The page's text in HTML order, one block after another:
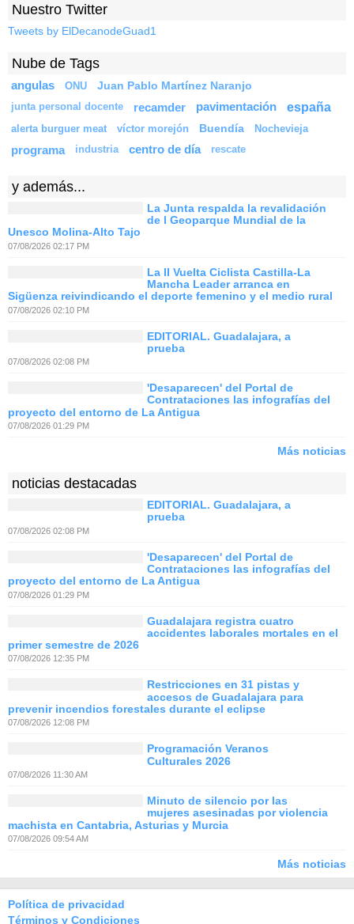
Nuestro Twitter
Tweets by ElDecanodeGuad1
Nube de Tags
angulas ONU Juan Pablo Martínez Naranjo
junta personal docente recamder pavimentación españa
alerta burguer meat víctor morejón Buendía Nochevieja
programa industria centro de día rescate
y además...
La Junta respalda la revalidación
de l Geoparque Mundial de la
Unesco Molina-Alto Tajo
07/08/2026 02:17 PM
La II Vuelta Ciclista Castilla-La
Mancha Leader arranca en
Sigüenza reivindicando el deporte femenino y el medio rural
07/08/2026 02:10 PM
EDITORIAL. Guadalajara, a
prueba
07/08/2026 02:08 PM
'Desaparecen' del Portal de
Contrataciones las infografías del
proyecto del entorno de La Antigua
07/08/2026 01:29 PM
Más noticias
noticias destacadas
EDITORIAL. Guadalajara, a
prueba
07/08/2026 02:08 PM
'Desaparecen' del Portal de
Contrataciones las infografías del
proyecto del entorno de La Antigua
07/08/2026 01:29 PM
Guadalajara registra cuatro
accidentes laborales mortales en el
primer semestre de 2026
07/08/2026 12:35 PM
Restricciones en 31 pistas y
accesos de Guadalajara para
prevenir incendios forestales durante el eclipse
07/08/2026 12:08 PM
Programación Veranos
Culturales 2026
07/08/2026 11:30 AM
Minuto de silencio por las
mujeres asesinadas por violencia
machista en Cantabria, Asturias y Murcia
07/08/2026 09:54 AM
Más noticias
Política de privacidad
Términos y Condiciones